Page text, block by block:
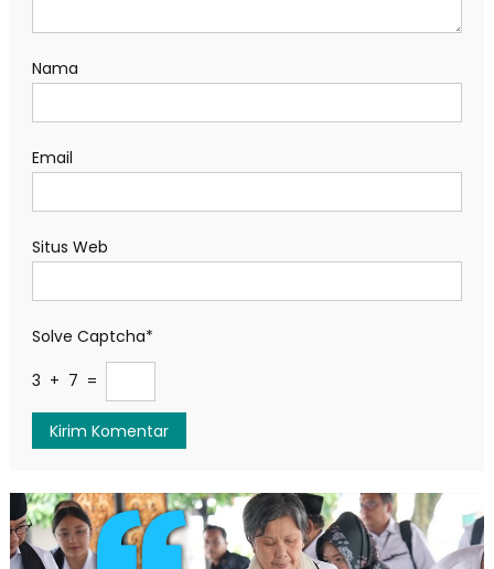
Nama
Email
Situs Web
Solve Captcha*
3 + 7 =